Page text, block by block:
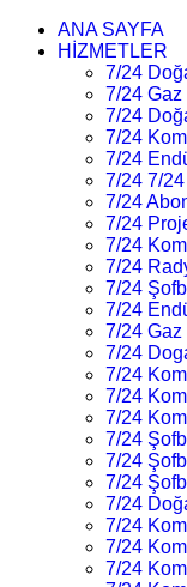
ANA SAYFA
HİZMETLER
7/24
7/24 Gaz
7/24
7/24
7/24
7/24 7/24
7/24
7/24
7/24
7/24
7/24
7/24
7/24 Gaz
7/24
7/24
7/24
7/24
7/24
7/24
7/24
7/24
7/24
7/24
7/24